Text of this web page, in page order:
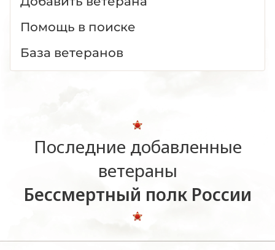
Помощь в поиске
База ветеранов
Последние добавленные
ветераны
Бессмертный полк России